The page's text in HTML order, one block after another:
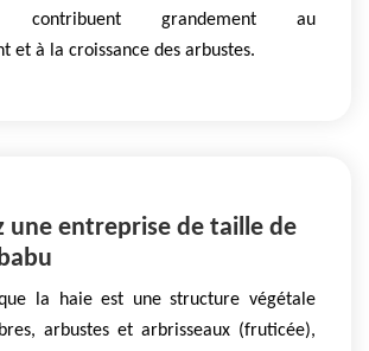
contribuent grandement au
et à la croissance des arbustes.
une entreprise de taille de
la haie est une structure végétale
arbustes et arbrisseaux (fruticée),